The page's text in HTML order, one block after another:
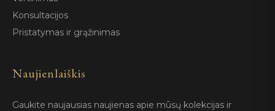
Konsultacijos
Pristatymas ir grąžinimas
Naujienlaiškis
Gaukite naujausias naujienas apie mūsų kolekcijas ir